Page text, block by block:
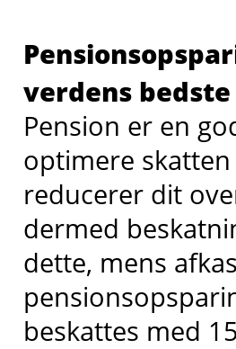
verdens
Pension er en
optimere
reducerer dit
dermed
dette, mens
beskattes med